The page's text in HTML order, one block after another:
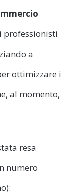
professionisti
a
ottimizzare i
al momento,
resa
numero